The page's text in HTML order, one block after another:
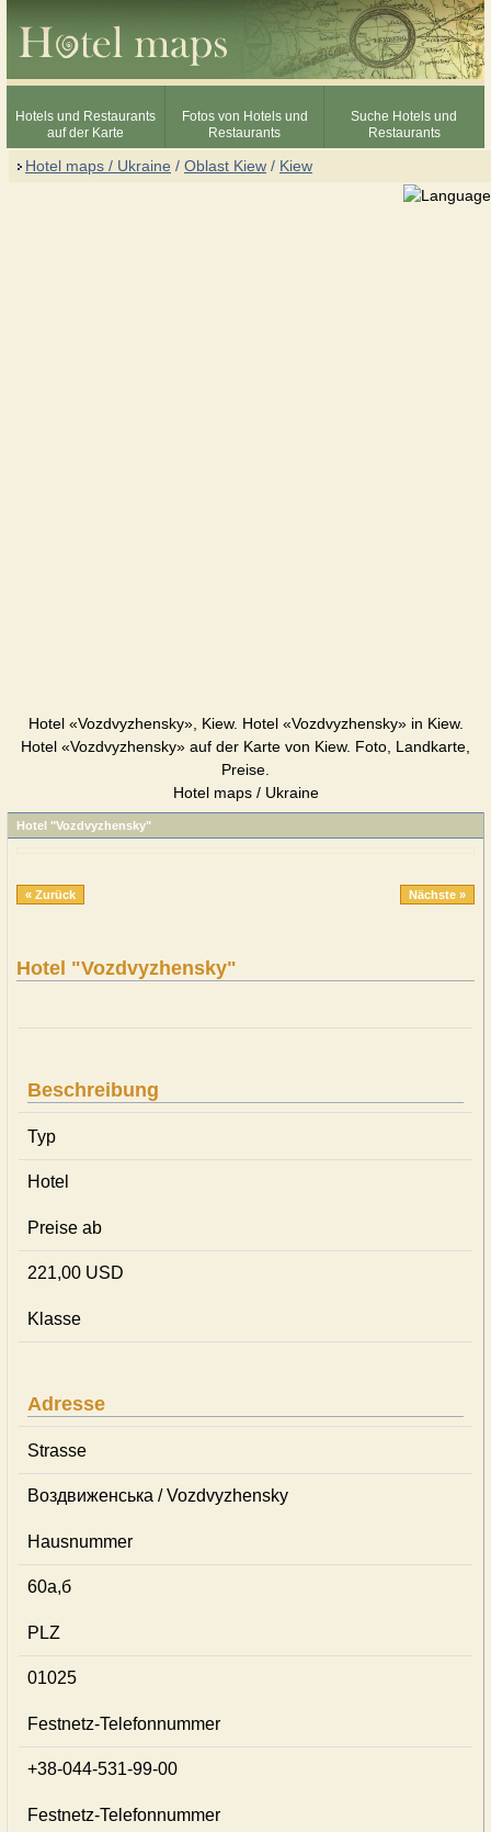
Hotels und Restaurants
auf der Karte
Fotos von Hotels und
Restaurants
Suche Hotels und
Restaurants
Hotel maps / Ukraine / Oblast Kiew / Kiew
Hotel «Vozdvyzhensky», Kiew. Hotel «Vozdvyzhensky» in Kiew.
Hotel «Vozdvyzhensky» auf der Karte von Kiew. Foto, Landkarte,
Preise.
Hotel maps / Ukraine
Hotel "Vozdvyzhensky"
« Zurück Nächste »
Hotel "Vozdvyzhensky"
Beschreibung
Typ
Hotel
Preise ab
221,00 USD
Klasse
Adresse
Strasse
Воздвиженська / Vozdvyzhensky
Hausnummer
60а,б
PLZ
01025
Festnetz-Telefonnummer
+38-044-531-99-00
Festnetz-Telefonnummer